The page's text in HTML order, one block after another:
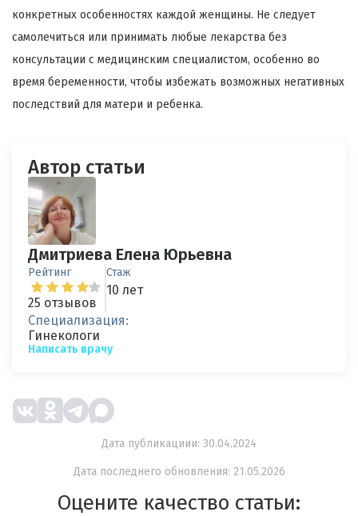
конкретных особенностях каждой женщины. Не следует
самолечиться или принимать любые лекарства без
консультации с медицинским специалистом, особенно во
время беременности, чтобы избежать возможных негативных
последствий для матери и ребенка.
Автор статьи
Дмитриева Елена Юрьевна
Рейтинг
25 отзывов
Стаж
10 лет
Специализация:
Гинекологи
Написать врачу
Дата публикациии: 30.04.2024
Дата последнего обновления: 21.05.2026
Оцените качество статьи: